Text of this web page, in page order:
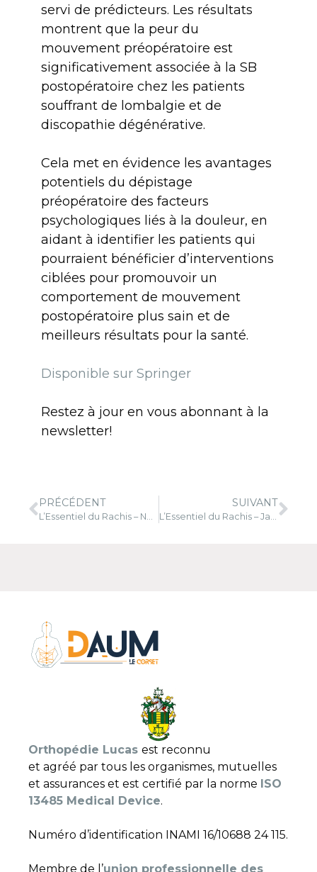
servi de prédicteurs. Les résultats
montrent que la peur du
mouvement préopératoire est
significativement associée à la SB
postopératoire chez les patients
souffrant de lombalgie et de
discopathie dégénérative.
Cela met en évidence les avantages
potentiels du dépistage
préopératoire des facteurs
psychologiques liés à la douleur, en
aidant à identifier les patients qui
pourraient bénéficier d’interventions
ciblées pour promouvoir un
comportement de mouvement
postopératoire plus sain et de
meilleurs résultats pour la santé.
Disponible sur Springer
Restez à jour en vous abonnant à la
newsletter!
PRÉCÉDENT
L’Essentiel du Rachis – Novembre 2023
SUIVANT
L’Essentiel du Rachis – Janvier 2024
Orthopédie Lucas est reconnu
et agréé par tous les organismes, mutuelles
et assurances et est certifié par la norme ISO
13485 Medical Device.
Numéro d’identification INAMI 16/10688 24 115.
Membre de l’union professionnelle des